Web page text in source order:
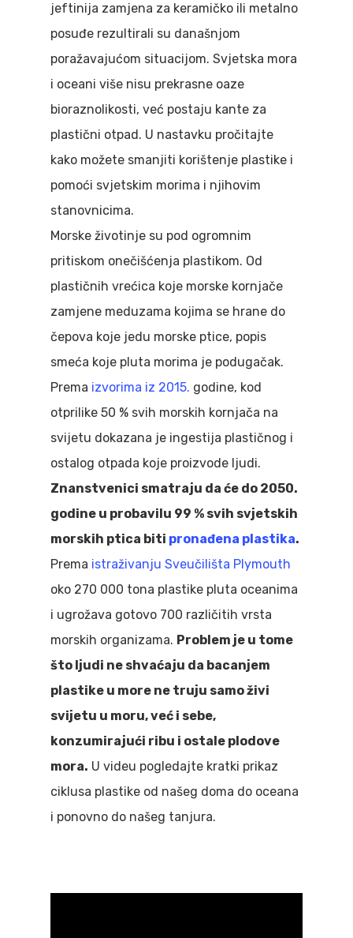
jeftinija zamjena za keramičko ili metalno
posuđe rezultirali su današnjom
poražavajućom situacijom. Svjetska mora
i oceani više nisu prekrasne oaze
bioraznolikosti, već postaju kante za
plastični otpad. U nastavku pročitajte
kako možete smanjiti korištenje plastike i
pomoći svjetskim morima i njihovim
stanovnicima.
Morske životinje su pod ogromnim
pritiskom onečišćenja plastikom. Od
plastičnih vrećica koje morske kornjače
zamjene meduzama kojima se hrane do
čepova koje jedu morske ptice, popis
smeća koje pluta morima je podugačak.
Prema izvorima iz 2015. godine, kod
otprilike 50 % svih morskih kornjača na
svijetu dokazana je ingestija plastičnog i
ostalog otpada koje proizvode ljudi.
Znanstvenici smatraju da će do 2050.
godine u probavilu 99 % svih svjetskih
morskih ptica biti pronađena plastika.
Prema istraživanju Sveučilišta Plymouth
oko 270 000 tona plastike pluta oceanima
i ugrožava gotovo 700 različitih vrsta
morskih organizama. Problem je u tome
što ljudi ne shvaćaju da bacanjem
plastike u more ne truju samo živi
svijetu u moru, već i sebe,
konzumirajući ribu i ostale plodove
mora. U videu pogledajte kratki prikaz
ciklusa plastike od našeg doma do oceana
i ponovno do našeg tanjura.